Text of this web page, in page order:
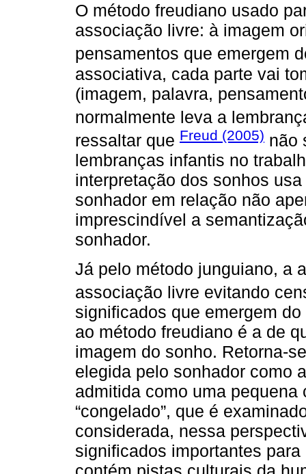
O método freudiano usado
associação livre: à imagem
pensamentos que emergem
associativa, cada parte vai
(imagem, palavra,
normalmente leva a
ressaltar que Freud (2005) não
lembranças infantis no
interpretação dos sonhos
sonhador em relação não
imprescindível a
sonhador.
Já pelo método junguiano, a
associação livre evitando
significados que emergem
ao método freudiano é a de
imagem do sonho. Retorna-
elegida pelo sonhador como
admitida como uma
“congelado”, que é
considerada, nessa
significados importantes